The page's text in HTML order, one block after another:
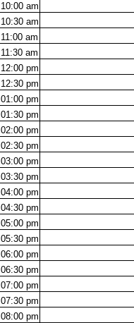
10:00 am
10:30 am
11:00 am
11:30 am
12:00 pm
12:30 pm
01:00 pm
01:30 pm
02:00 pm
02:30 pm
03:00 pm
03:30 pm
04:00 pm
04:30 pm
05:00 pm
05:30 pm
06:00 pm
06:30 pm
07:00 pm
07:30 pm
08:00 pm